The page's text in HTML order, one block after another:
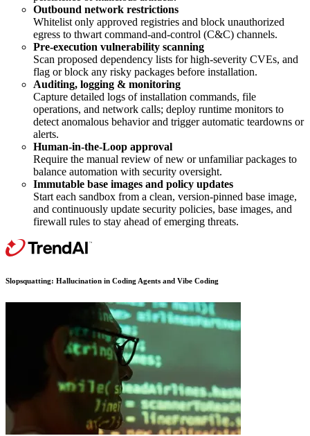
Outbound network restrictions
Whitelist only approved registries and block unauthorized
egress to thwart command-and-control (C&C) channels.
Pre-execution vulnerability scanning
Scan proposed dependency lists for high-severity CVEs, and
flag or block any risky packages before installation.
Auditing, logging & monitoring
Capture detailed logs of installation commands, file
operations, and network calls; deploy runtime monitors to
detect anomalous behavior and trigger automatic teardowns or
alerts.
Human-in-the-Loop approval
Require the manual review of new or unfamiliar packages to
balance automation with security oversight.
Immutable base images and policy updates
Start each sandbox from a clean, version-pinned base image,
and continuously update security policies, base images, and
firewall rules to stay ahead of emerging threats.
Slopsquatting: Hallucination in Coding Agents and Vibe Coding